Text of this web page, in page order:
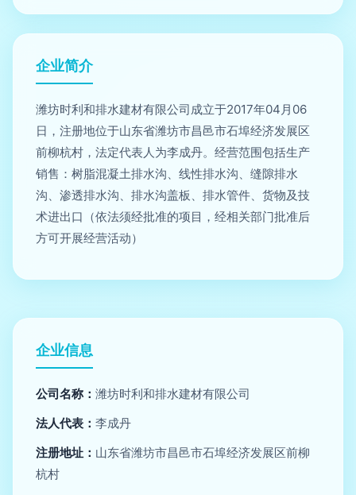
企业简介
潍坊时利和排水建材有限公司成立于2017年04月06
日，注册地位于山东省潍坊市昌邑市石埠经济发展区
前柳杭村，法定代表人为李成丹。经营范围包括生产
销售：树脂混凝土排水沟、线性排水沟、缝隙排水
沟、渗透排水沟、排水沟盖板、排水管件、货物及技
术进出口（依法须经批准的项目，经相关部门批准后
方可开展经营活动）
企业信息
公司名称： 潍坊时利和排水建材有限公司
法人代表： 李成丹
注册地址： 山东省潍坊市昌邑市石埠经济发展区前柳
杭村